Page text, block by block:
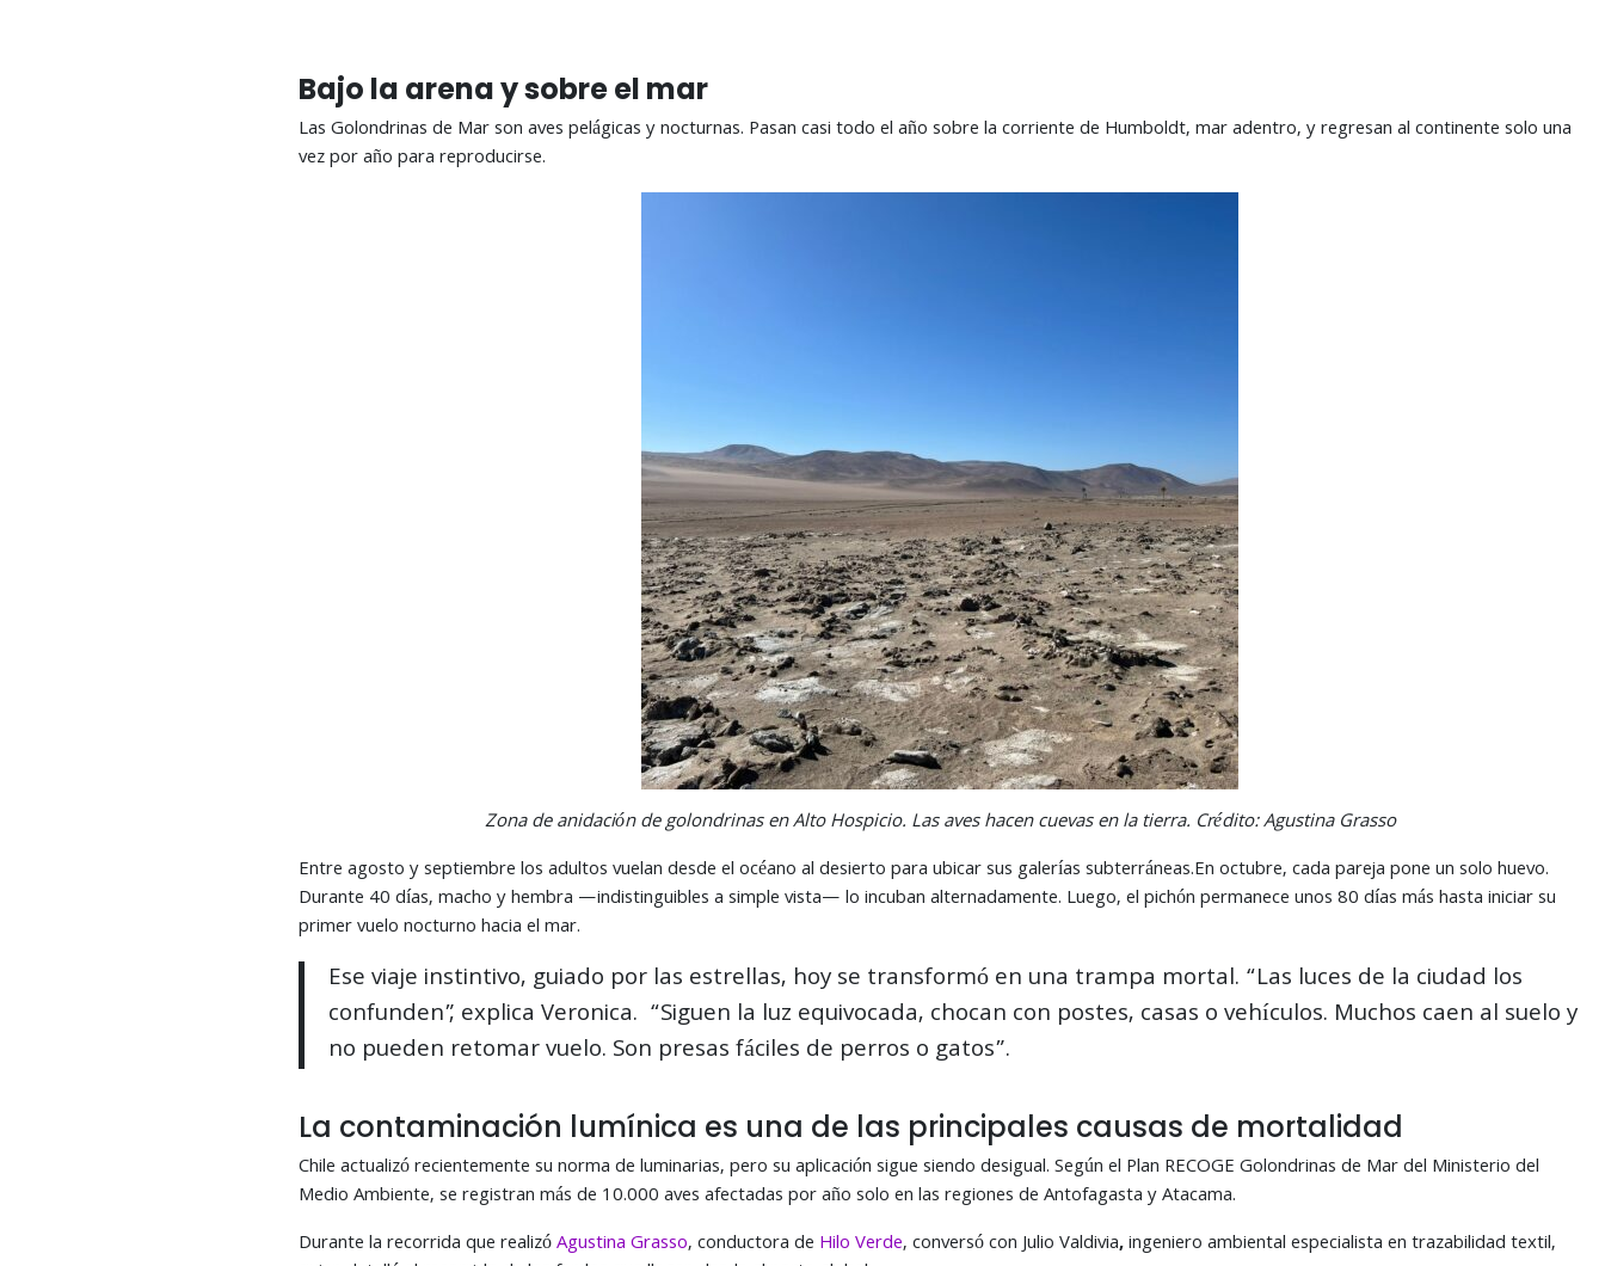
Bajo la arena y sobre el mar
Las Golondrinas de Mar son aves pelágicas y nocturnas. Pasan casi todo el año sobre la corriente de Humboldt, mar adentro, y regresan al continente solo una
vez por año para reproducirse.
Zona de anidación de golondrinas en Alto Hospicio. Las aves hacen cuevas en la tierra. Crédito: Agustina Grasso
Entre agosto y septiembre los adultos vuelan desde el océano al desierto para ubicar sus galerías subterráneas.En octubre, cada pareja pone un solo huevo.
Durante 40 días, macho y hembra —indistinguibles a simple vista— lo incuban alternadamente. Luego, el pichón permanece unos 80 días más hasta iniciar su
primer vuelo nocturno hacia el mar.
Ese viaje instintivo, guiado por las estrellas, hoy se transformó en una trampa mortal. “Las luces de la ciudad los
confunden”, explica Veronica. “Siguen la luz equivocada, chocan con postes, casas o vehículos. Muchos caen al suelo y
no pueden retomar vuelo. Son presas fáciles de perros o gatos”.
La contaminación lumínica es una de las principales causas de mortalidad
Chile actualizó recientemente su norma de luminarias, pero su aplicación sigue siendo desigual. Según el Plan RECOGE Golondrinas de Mar del Ministerio del
Medio Ambiente, se registran más de 10.000 aves afectadas por año solo en las regiones de Antofagasta y Atacama.
Durante la recorrida que realizóAgustina Grasso, conductora de Hilo Verde, conversó con Julio Valdivia,ingeniero ambiental especialista en trazabilidad textil,